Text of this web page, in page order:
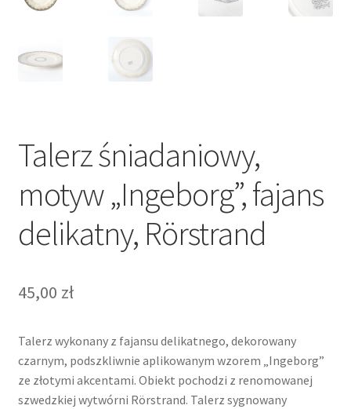
Talerz śniadaniowy,
motyw „Ingeborg”, fajans
delikatny, Rörstrand
45,00 zł
Talerz wykonany z fajansu delikatnego, dekorowany
czarnym, podszkliwnie aplikowanym wzorem „Ingeborg”
ze złotymi akcentami. Obiekt pochodzi z renomowanej
szwedzkiej wytwórni Rörstrand. Talerz sygnowany